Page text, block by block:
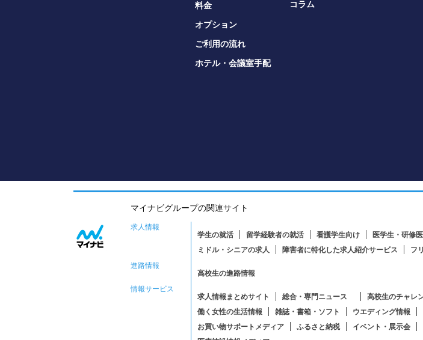
料金
オプション
ご利用の流れ
ホテル・会議室手配
コラム
マイナビグループの関連サイト
求人情報
学生の就活
留学経験者の就活 看護学生向け 医学生・研修
ミドル・シニアの求人
障害者に特化した求人紹介サービス フ
進路情報
高校生の進路情報
情報サービス
求人情報まとめサイト
総合・専門ニュース 高校生のチャレ
働く女性の生活情報
雑誌・書箱・ソフト ウエディング情報
お買い物サポートメディア
ふるさと納税 イベント・展示会